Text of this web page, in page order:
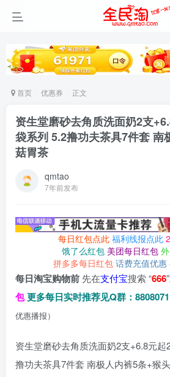
首页 优惠券 正文
资生堂磨砂去角质洗面奶2支
袋系列 5.2撸功夫茶具7件套 南
菇胃茶
qmtao
7年前发布
每日红包点此 福利线报点此
饿了么红包 美团每日红包
拼多多每日红包 话费充值优惠
每日淘宝购物前 先在支付宝搜索 “666
包更多每日实时推荐见Q群：
优惠播报）
资生堂磨砂去角质洗面奶2支+6.8元
撸功夫茶具7件套 南极人内裤5条+猴